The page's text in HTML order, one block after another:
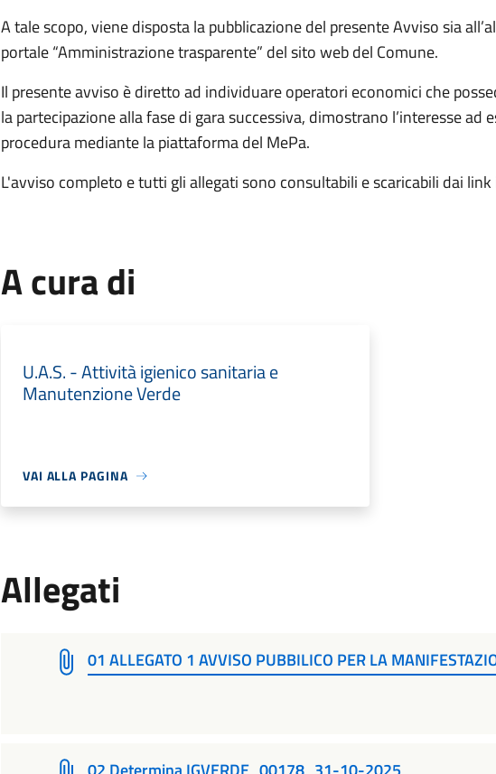
A tale scopo, viene disposta la pubblicazione del presente Avviso sia
portale “Amministrazione trasparente” del sito web del Comune.
Il presente avviso è diretto ad individuare operatori economici che
la partecipazione alla fase di gara successiva, dimostrano l’interesse ad
procedura mediante la piattaforma del MePa.
L'avviso completo e tutti gli allegati sono consultabili e scaricabili dai link
A cura di
U.A.S. - Attività igienico sanitaria e
Manutenzione Verde
VAI ALLA PAGINA
Allegati
01 ALLEGATO 1 AVVISO PUBBILICO PER LA